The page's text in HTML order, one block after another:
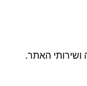
ושירותי האתר.